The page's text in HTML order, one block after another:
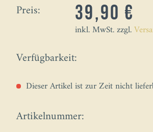
Preis: 39,90 €
inkl. MwSt. zzgl.
Verfügbarkeit:
Dieser Artikel ist zur Zeit nicht
Artikelnummer: